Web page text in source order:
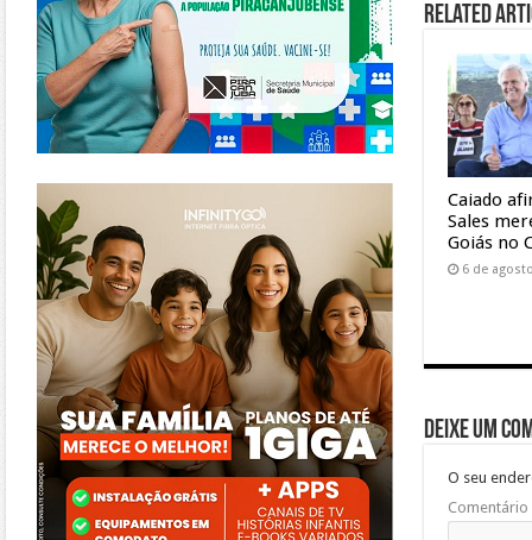
Related
Caiado
Sales
Goiás no
6 de
Deixe um
O seu
Comentário
https://www.infinitygo.com.br/